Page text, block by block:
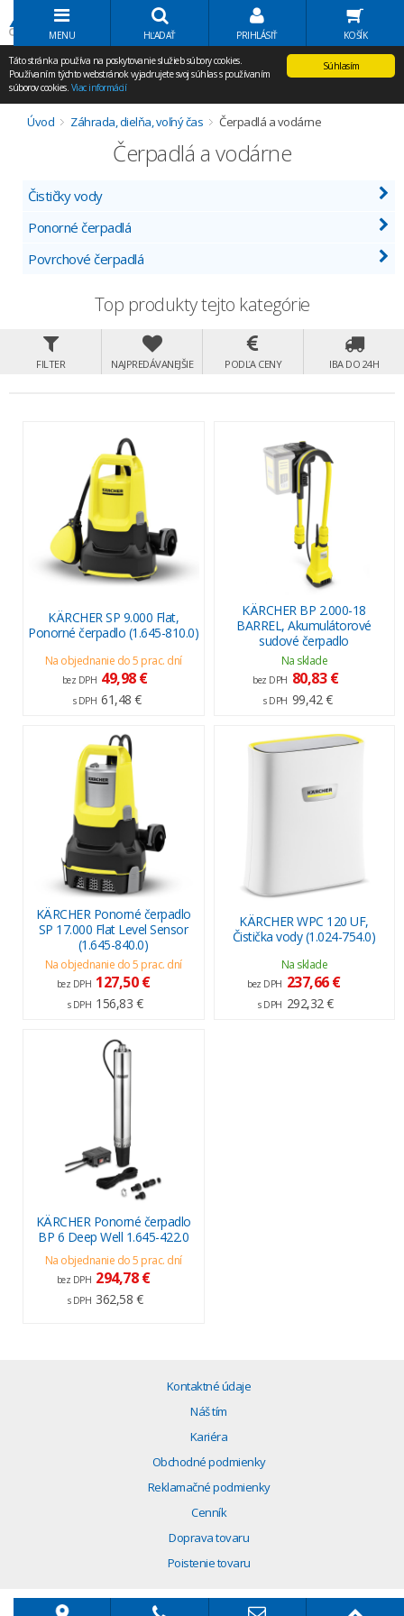
Volať Agem
MENU HĽADAŤ PRIHLÁSIŤ KOŠÍK
Súhlasím
Táto stránka používa na poskytovanie služieb súbory cookies.
Používaním týchto webstránok vyjadrujete svoj súhlas s používaním
súborov cookies. Viac informácií
Úvod Záhrada, dielňa, voľný čas Čerpadlá a vodárne
Čerpadlá a vodárne
Čističky vody
Ponorné čerpadlá
Povrchové čerpadlá
Top produkty tejto kategórie
FILTER NAJPREDÁVANEJŠIE PODĽA CENY IBA DO 24H
KÄRCHER SP 9.000 Flat,
Ponorné čerpadlo (1.645-810.0)
Na objednanie do 5 prac. dní
bez DPH 49,98 €
s DPH 61,48 €
KÄRCHER BP 2.000-18
BARREL, Akumulátorové
sudové čerpadlo
Na sklade
bez DPH 80,83 €
s DPH 99,42 €
KÄRCHER Ponorné čerpadlo
SP 17.000 Flat Level Sensor
(1.645-840.0)
Na objednanie do 5 prac. dní
bez DPH 127,50 €
s DPH 156,83 €
KÄRCHER WPC 120 UF,
Čistička vody (1.024-754.0)
Na sklade
bez DPH 237,66 €
s DPH 292,32 €
KÄRCHER Ponorné čerpadlo
BP 6 Deep Well 1.645-422.0
Na objednanie do 5 prac. dní
bez DPH 294,78 €
s DPH 362,58 €
Kontaktné údaje
Náš tím
Kariéra
Obchodné podmienky
Reklamačné podmienky
Cenník
Doprava tovaru
Poistenie tovaru